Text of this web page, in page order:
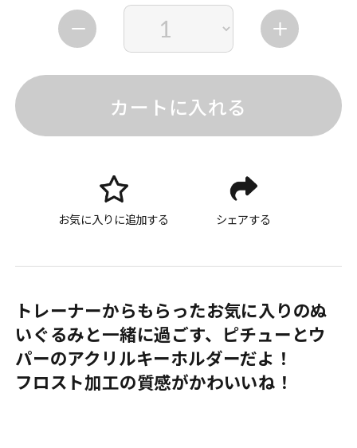
カートに入れる
お気に入りに追加する シェアする
トレーナーからもらったお気に入りのぬ
いぐるみと一緒に過ごす、ピチューとウ
パーのアクリルキーホルダーだよ！
フロスト加工の質感がかわいいね！